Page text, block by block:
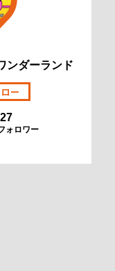
ンダーランド
ォロワー